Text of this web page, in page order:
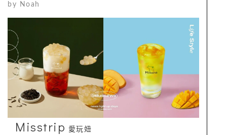
by Noah
Misstrip 愛玩妞